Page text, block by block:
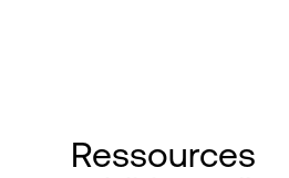
Ressources